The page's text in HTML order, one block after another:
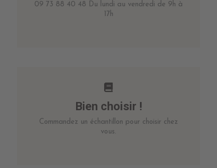
09 73 88 40 48 Du lundi au vendredi de 9h à
17h
Bien choisir !
Commandez un échantillon pour choisir chez
vous.